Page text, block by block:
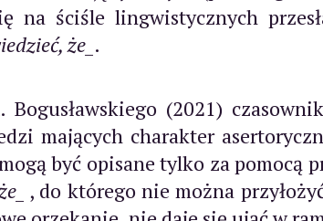
na ściśle lingwistycznych
że_ .
(2021)
mających charakter
być opisane tylko za pomocą
, do którego nie można